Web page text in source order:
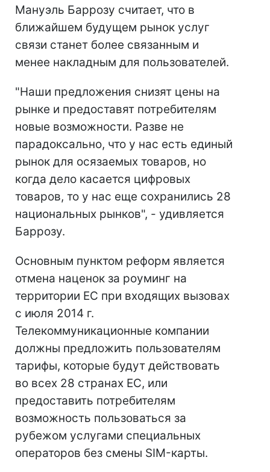
Мануэль Баррозу считает, что в
ближайшем будущем рынок услуг
связи станет более связанным и
менее накладным для пользователей.
"Наши предложения снизят цены на
рынке и предоставят потребителям
новые возможности. Разве не
парадоксально, что у нас есть единый
рынок для осязаемых товаров, но
когда дело касается цифровых
товаров, то у нас еще сохранились 28
национальных рынков", - удивляется
Баррозу.
Основным пунктом реформ является
отмена наценок за роуминг на
территории ЕС при входящих вызовах
с июля 2014 г.
Телекоммуникационные компании
должны предложить пользователям
тарифы, которые будут действовать
во всех 28 странах ЕС, или
предоставить потребителям
возможность пользоваться за
рубежом услугами специальных
операторов без смены SIM-карты.